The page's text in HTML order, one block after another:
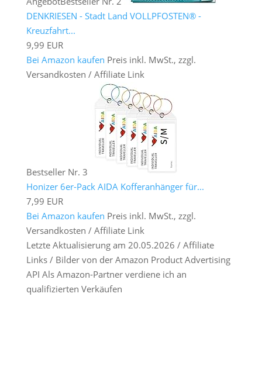
DENKRIESEN - Stadt Land VOLLPFOSTEN® -
Kreuzfahrt...
9,99 EUR
Bei Amazon kaufen Preis inkl. MwSt., zzgl.
Versandkosten / Affiliate Link
Bestseller Nr. 3
Honizer 6er-Pack AIDA Kofferanhänger für...
7,99 EUR
Bei Amazon kaufen Preis inkl. MwSt., zzgl.
Versandkosten / Affiliate Link
Letzte Aktualisierung am 20.05.2026 / Affiliate
Links / Bilder von der Amazon Product Advertising
API Als Amazon-Partner verdiene ich an
qualifizierten Verkäufen